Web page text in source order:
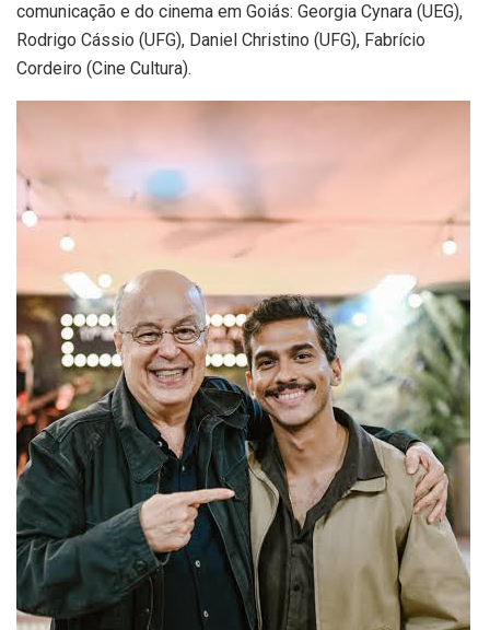
comunicação e do cinema em Goiás: Georgia Cynara (UEG),
Rodrigo Cássio (UFG), Daniel Christino (UFG), Fabrício
Cordeiro (Cine Cultura).